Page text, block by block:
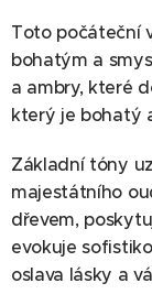
Toto počáteční
bohatým a
a ambry, které
který je bohatý
Základní tóny
majestátního
dřevem,
evokuje
oslava lásky a